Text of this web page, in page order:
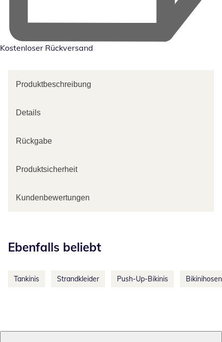
Kostenloser Rückversand
Produktbeschreibung
Details
Rückgabe
Produktsicherheit
Kundenbewertungen
Ebenfalls beliebt
Tankinis Strandkleider Push-Up-Bikinis Bikinihosen